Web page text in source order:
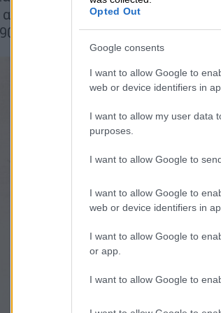
Opted Out
Google consents
I want to allow Google to
web or device identifiers in
I want to allow my user data
purposes.
I want to allow Google to
I want to allow Google to
web or device identifiers in
I want to allow Google to
or app.
I want to allow Google to
ήταν η απαρχή σειράς
Κι ας μην φθάσουμε στους